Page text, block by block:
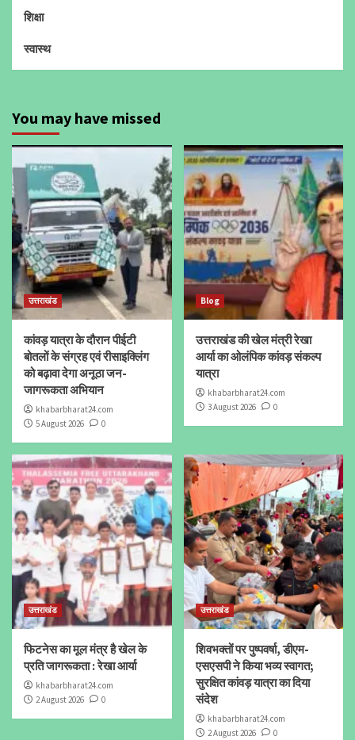
शिक्षा
स्वास्थ
You may have missed
उत्तराखंड
कांवड़ यात्रा के दौरान पीईटी
बोतलों के संग्रह एवं रीसाइक्लिंग
को बढ़ावा देगा अनूठा जन-
जागरूकता अभियान
khabarbharat24.com
5 August 2026
0
Blog
उत्तराखंड की खेल मंत्री रेखा
आर्या का ओलंपिक कांवड़ संकल्प
यात्रा
khabarbharat24.com
3 August 2026
0
उत्तराखंड
फिटनेस का मूल मंत्र है खेल के
प्रति जागरूकता : रेखा आर्या
khabarbharat24.com
2 August 2026
0
उत्तराखंड
शिवभक्तों पर पुष्पवर्षा, डीएम-
एसएसपी ने किया भव्य स्वागत;
सुरक्षित कांवड़ यात्रा का दिया
संदेश
khabarbharat24.com
2 August 2026
0